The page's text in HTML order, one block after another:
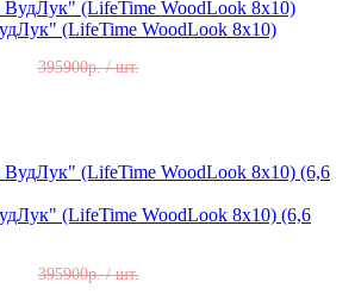
(LifeTime WoodLook 8x10)
395900р. / шт.
(LifeTime WoodLook 8x10) (6,6
395900р. / шт.